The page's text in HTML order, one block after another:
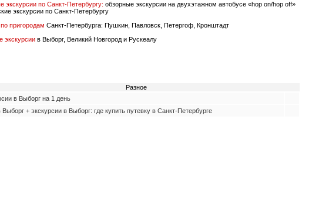
экскурсии по Санкт-Петербургу: обзорные экскурсии на двухэтажном автобусе «hop on/hop off»
экскурсии по Санкт-Петербургу
пригородам Санкт-Петербурга: Пушкин, Павловск, Петергоф, Кронштадт
экскурсиив Выборг, Великий Новгород и Рускеалу
Разное
в Выборг на 1 день
+ экскурсии в Выборг: где купить путевку в Санкт-Петербурге